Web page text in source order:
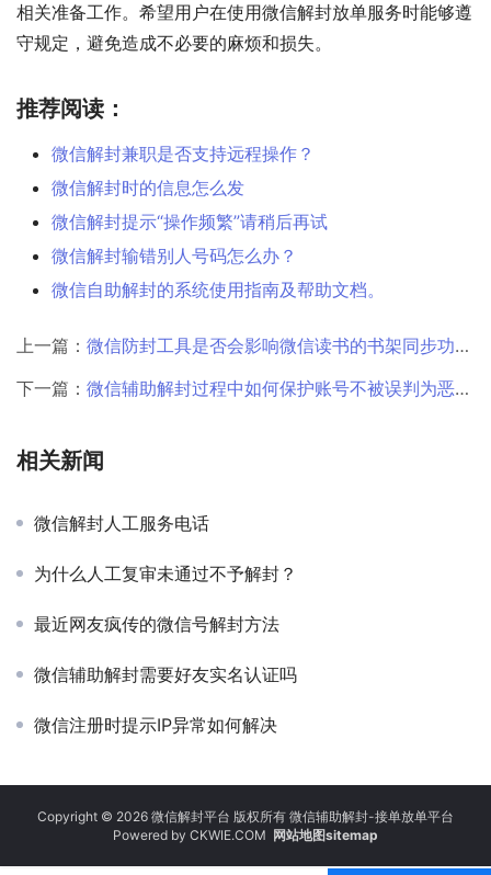
相关准备工作。希望用户在使用微信解封放单服务时能够遵
守规定，避免造成不必要的麻烦和损失。
推荐阅读：
微信解封兼职是否支持远程操作？
微信解封时的信息怎么发
微信解封提示“操作频繁”请稍后再试
微信解封输错别人号码怎么办？
微信自助解封的系统使用指南及帮助文档。
上一篇： 微信防封工具是否会影响微信读书的书架同步功能？
下一篇： 微信辅助解封过程中如何保护账号不被误判为恶意行为或攻击行为？
相关新闻
微信解封人工服务电话
为什么人工复审未通过不予解封？
最近网友疯传的微信号解封方法
微信辅助解封需要好友实名认证吗
微信注册时提示IP异常如何解决
Copyright © 2026 微信解封平台 版权所有 微信辅助解封-接单放单平台
Powered by CKWIE.COM 网站地图sitemap